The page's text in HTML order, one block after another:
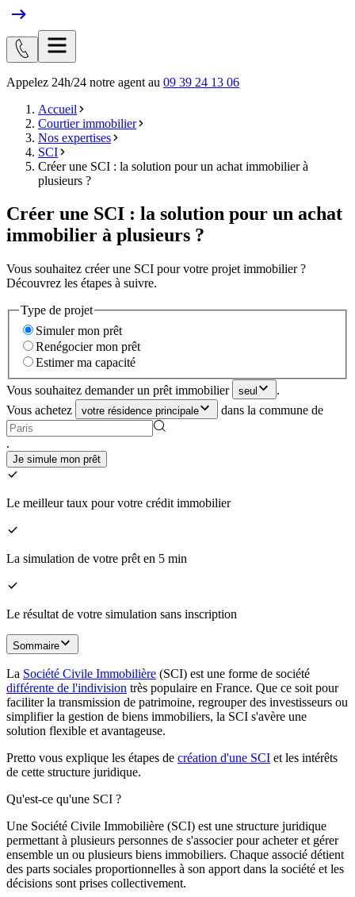
Appelez 24h/24 notre agent au 09 39 24 13 06
Accueil
Courtier immobilier
Nos expertises
SCI
Créer une SCI : la solution pour un achat immobilier à
plusieurs ?
Créer une SCI : la solution pour un achat
immobilier à plusieurs ?
Vous souhaitez créer une SCI pour votre projet immobilier ?
Découvrez les étapes à suivre.
Type de projet
Simuler mon prêt
Renégocier mon prêt
Estimer ma capacité
Vous souhaitez demander un prêt immobilier seul
.
Vous achetez
votre résidence principale dans la commune de
.
Je simule mon prêt
Le meilleur taux pour votre crédit immobilier
La simulation de votre prêt en 5 min
Le résultat de votre simulation sans inscription
Sommaire
La Société Civile Immobilière (SCI) est une forme de société
différente de l'indivision très populaire en France. Que ce soit pour
faciliter la transmission de patrimoine, regrouper des investisseurs ou
simplifier la gestion de biens immobiliers, la SCI s'avère une
solution flexible et avantageuse.
Pretto vous explique les étapes de création d'une SCI et les intérêts
de cette structure juridique.
Qu'est-ce qu'une SCI ?
Une Société Civile Immobilière (SCI) est une structure juridique
permettant à plusieurs personnes de s'associer pour acheter et gérer
ensemble un ou plusieurs biens immobiliers. Chaque associé détient
des parts sociales proportionnelles à son apport dans la société et les
décisions sont prises collectivement.